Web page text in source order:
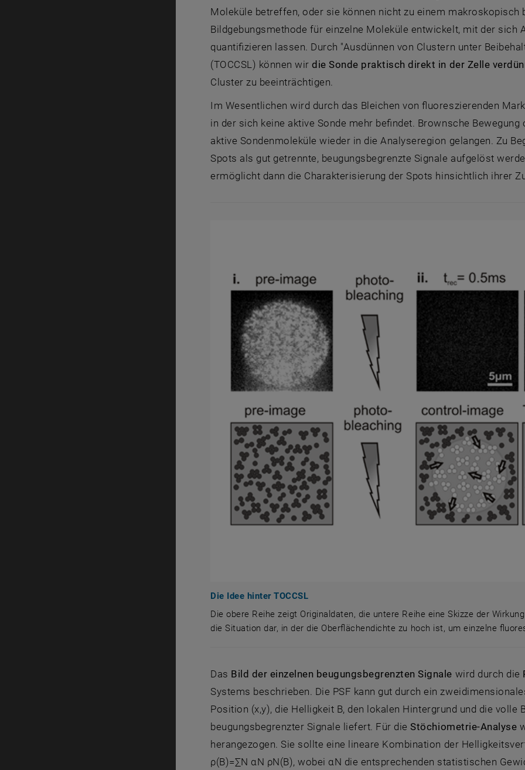
Moleküle betreffen, oder sie können nicht zu einem makroskopisch
Bildgebungsmethode für einzelne Moleküle entwickelt, mit der sich
quantifizieren lassen. Durch "Ausdünnen von Clustern unter
(TOCCSL) können wir die Sonde praktisch direkt in der Zelle
Cluster zu beeinträchtigen.
Im Wesentlichen wird durch das Bleichen von fluoreszierenden
in der sich keine aktive Sonde mehr befindet. Brownsche
aktive Sondenmoleküle wieder in die Analyseregion gelangen. Zu
Spots als gut getrennte, beugungsbegrenzte Signale aufgelöst
ermöglicht dann die Charakterisierung der Spots hinsichtlich ihrer
Die Idee hinter TOCCSL
Die obere Reihe zeigt Originaldaten, die untere Reihe eine Skizze der
die Situation dar, in der die Oberflächendichte zu hoch ist, um einzelne
Das Bild der einzelnen beugungsbegrenzten Signale wird durch die
Systems beschrieben. Die PSF kann gut durch ein
Position (x,y), die Helligkeit B, den lokalen Hintergrund und die
beugungsbegrenzter Signale liefert. Für dieStöchiometrie-Analyse
herangezogen. Sie sollte eine lineare Kombination der
ρ(B)=∑N αN ρN(B), wobei αN die entsprechenden statistischen